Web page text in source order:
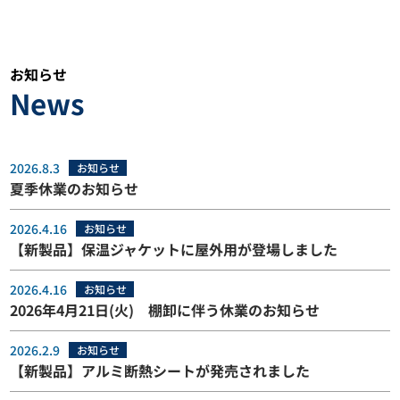
お知らせ
News
2026.8.3 お知らせ
夏季休業のお知らせ
2026.4.16 お知らせ
【新製品】保温ジャケットに屋外用が登場しました
2026.4.16 お知らせ
2026年4月21日(火) 棚卸に伴う休業のお知らせ
2026.2.9 お知らせ
【新製品】アルミ断熱シートが発売されました